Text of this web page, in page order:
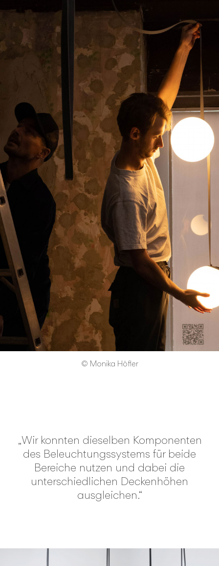
© Monika Höfler
„Wir konnten dieselben Komponenten
des Beleuchtungssystems für beide
Bereiche nutzen und dabei die
unterschiedlichen Deckenhöhen
ausgleichen.“